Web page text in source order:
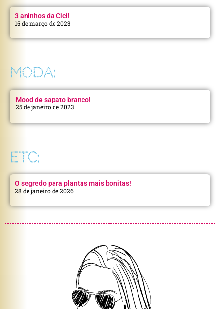
3 aninhos da Cici!
15 de março de 2023
MODA:
Mood de sapato branco!
25 de janeiro de 2023
ETC:
O segredo para plantas mais bonitas!
28 de janeiro de 2026